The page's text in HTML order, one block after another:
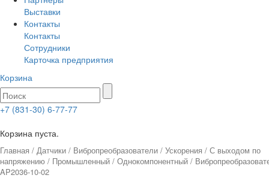
Выставки
Контакты
Контакты
Сотрудники
Карточка предприятия
Корзина
+7 (831-30) 6-77-77
Корзина пуста.
Главная / Датчики / Вибропреобразователи / Ускорения / С выходом по
напряжению / Промышленный / Однокомпонентный /
AP2036-10-02